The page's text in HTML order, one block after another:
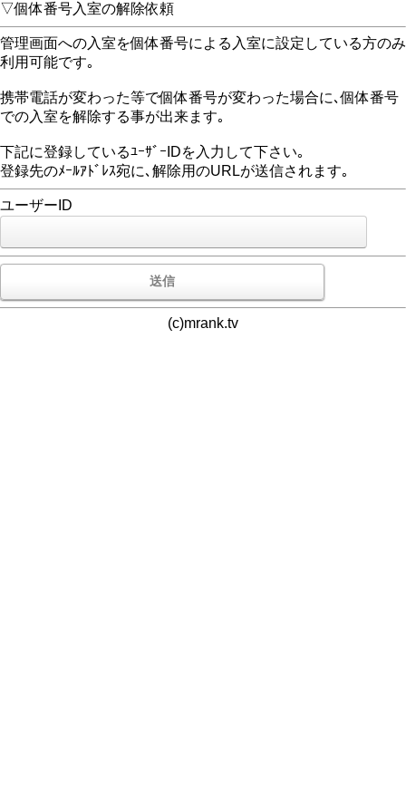
▽個体番号入室の解除依頼
管理画面への入室を個体番号による入室に設定している方のみ
利用可能です｡
携帯電話が変わった等で個体番号が変わった場合に､個体番号
での入室を解除する事が出来ます｡
下記に登録しているﾕｰｻﾞｰIDを入力して下さい｡
登録先のﾒｰﾙｱﾄﾞﾚｽ宛に､解除用のURLが送信されます｡
ユーザーID
(c)mrank.tv